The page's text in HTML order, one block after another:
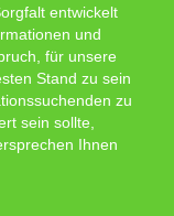
entwickelt
und
für unsere
Stand zu sein
zu
sein sollte,
Ihnen